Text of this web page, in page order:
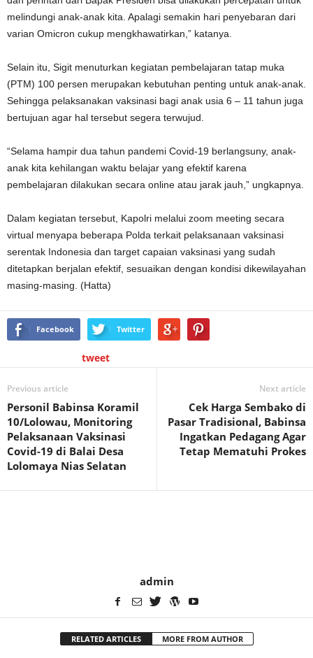
melindungi anak-anak kita. Apalagi semakin hari penyebaran dari
varian Omicron cukup mengkhawatirkan,” katanya.
Selain itu, Sigit menuturkan kegiatan pembelajaran tatap muka
(PTM) 100 persen merupakan kebutuhan penting untuk anak-anak.
Sehingga pelaksanakan vaksinasi bagi anak usia 6 – 11 tahun juga
bertujuan agar hal tersebut segera terwujud.
“Selama hampir dua tahun pandemi Covid-19 berlangsuny, anak-
anak kita kehilangan waktu belajar yang efektif karena
pembelajaran dilakukan secara online atau jarak jauh,” ungkapnya.
Dalam kegiatan tersebut, Kapolri melalui zoom meeting secara
virtual menyapa beberapa Polda terkait pelaksanaan vaksinasi
serentak Indonesia dan target capaian vaksinasi yang sudah
ditetapkan berjalan efektif, sesuaikan dengan kondisi dikewilayahan
masing-masing. (Hatta)
Facebook Twitter
tweet
Previous article
Personil Babinsa Koramil
10/Lolowau, Monitoring
Pelaksanaan Vaksinasi
Covid-19 di Balai Desa
Lolomaya Nias Selatan
Next article
Cek Harga Sembako di
Pasar Tradisional, Babinsa
Ingatkan Pedagang Agar
Tetap Mematuhi Prokes
admin
RELATED ARTICLES MORE FROM AUTHOR